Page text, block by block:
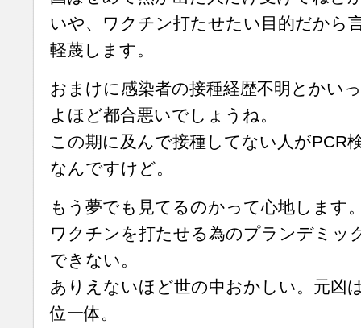
いや、ワクチン打たせたい目的だから
軽蔑します。
おまけに感染者の接種経歴不明とかい
よほど都合悪いでしょうね。
この期に及んで接種してない人がPCR
なんですけど。
もう夢でも見てるのかって心地します
ワクチンを打たせる為のプランデミッ
できない。
ありえないほど世の中おかしい。元凶
位一体。